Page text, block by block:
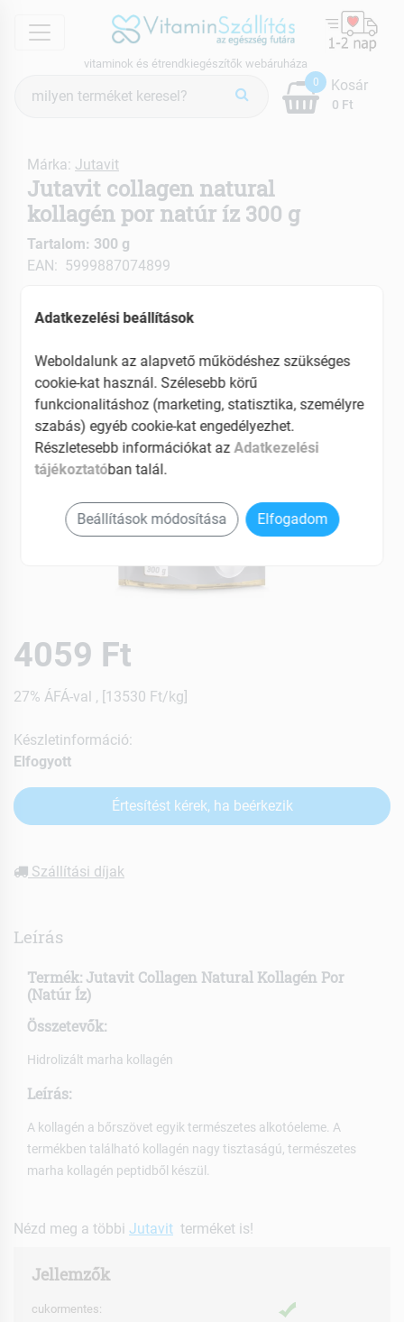
menu
vitaminok és étrendkiegészítők webáruháza
keresés
0
0 Ft
Kosár
Márka: Jutavit
Jutavit collagen natural
kollagén por natúr íz 300 g
Tartalom: 300 g
EAN: 5999887074899
4059 Ft
27% ÁFÁ-val , [13530 Ft/kg]
Készletinformáció:
Elfogyott
Értesítést kérek, ha beérkezik
Szállítási díjak
Leírás
Termék: Jutavit Collagen Natural Kollagén Por
(Natúr Íz)
Összetevők:
Hidrolizált marha kollagén
Leírás:
A kollagén a bőrszövet egyik természetes alkotóeleme. A
termékben található kollagén nagy tisztaságú, természetes
marha kollagén peptidből készül.
Nézd meg a többi Jutavit terméket is!
Jellemzők
cukormentes:
Adatkezelési beállítások
Weboldalunk az alapvető működéshez szükséges
cookie-kat használ. Szélesebb körű
funkcionalitáshoz (marketing, statisztika, személyre
szabás) egyéb cookie-kat engedélyezhet.
Részletesebb információkat azAdatkezelési
tájékoztatóban talál.
Beállítások módosítása Elfogadom